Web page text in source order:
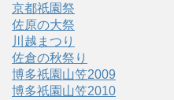
京都祇園祭
佐原の大祭
川越まつり
佐倉の秋祭り
博多祇園山笠2009
博多祇園山笠2010